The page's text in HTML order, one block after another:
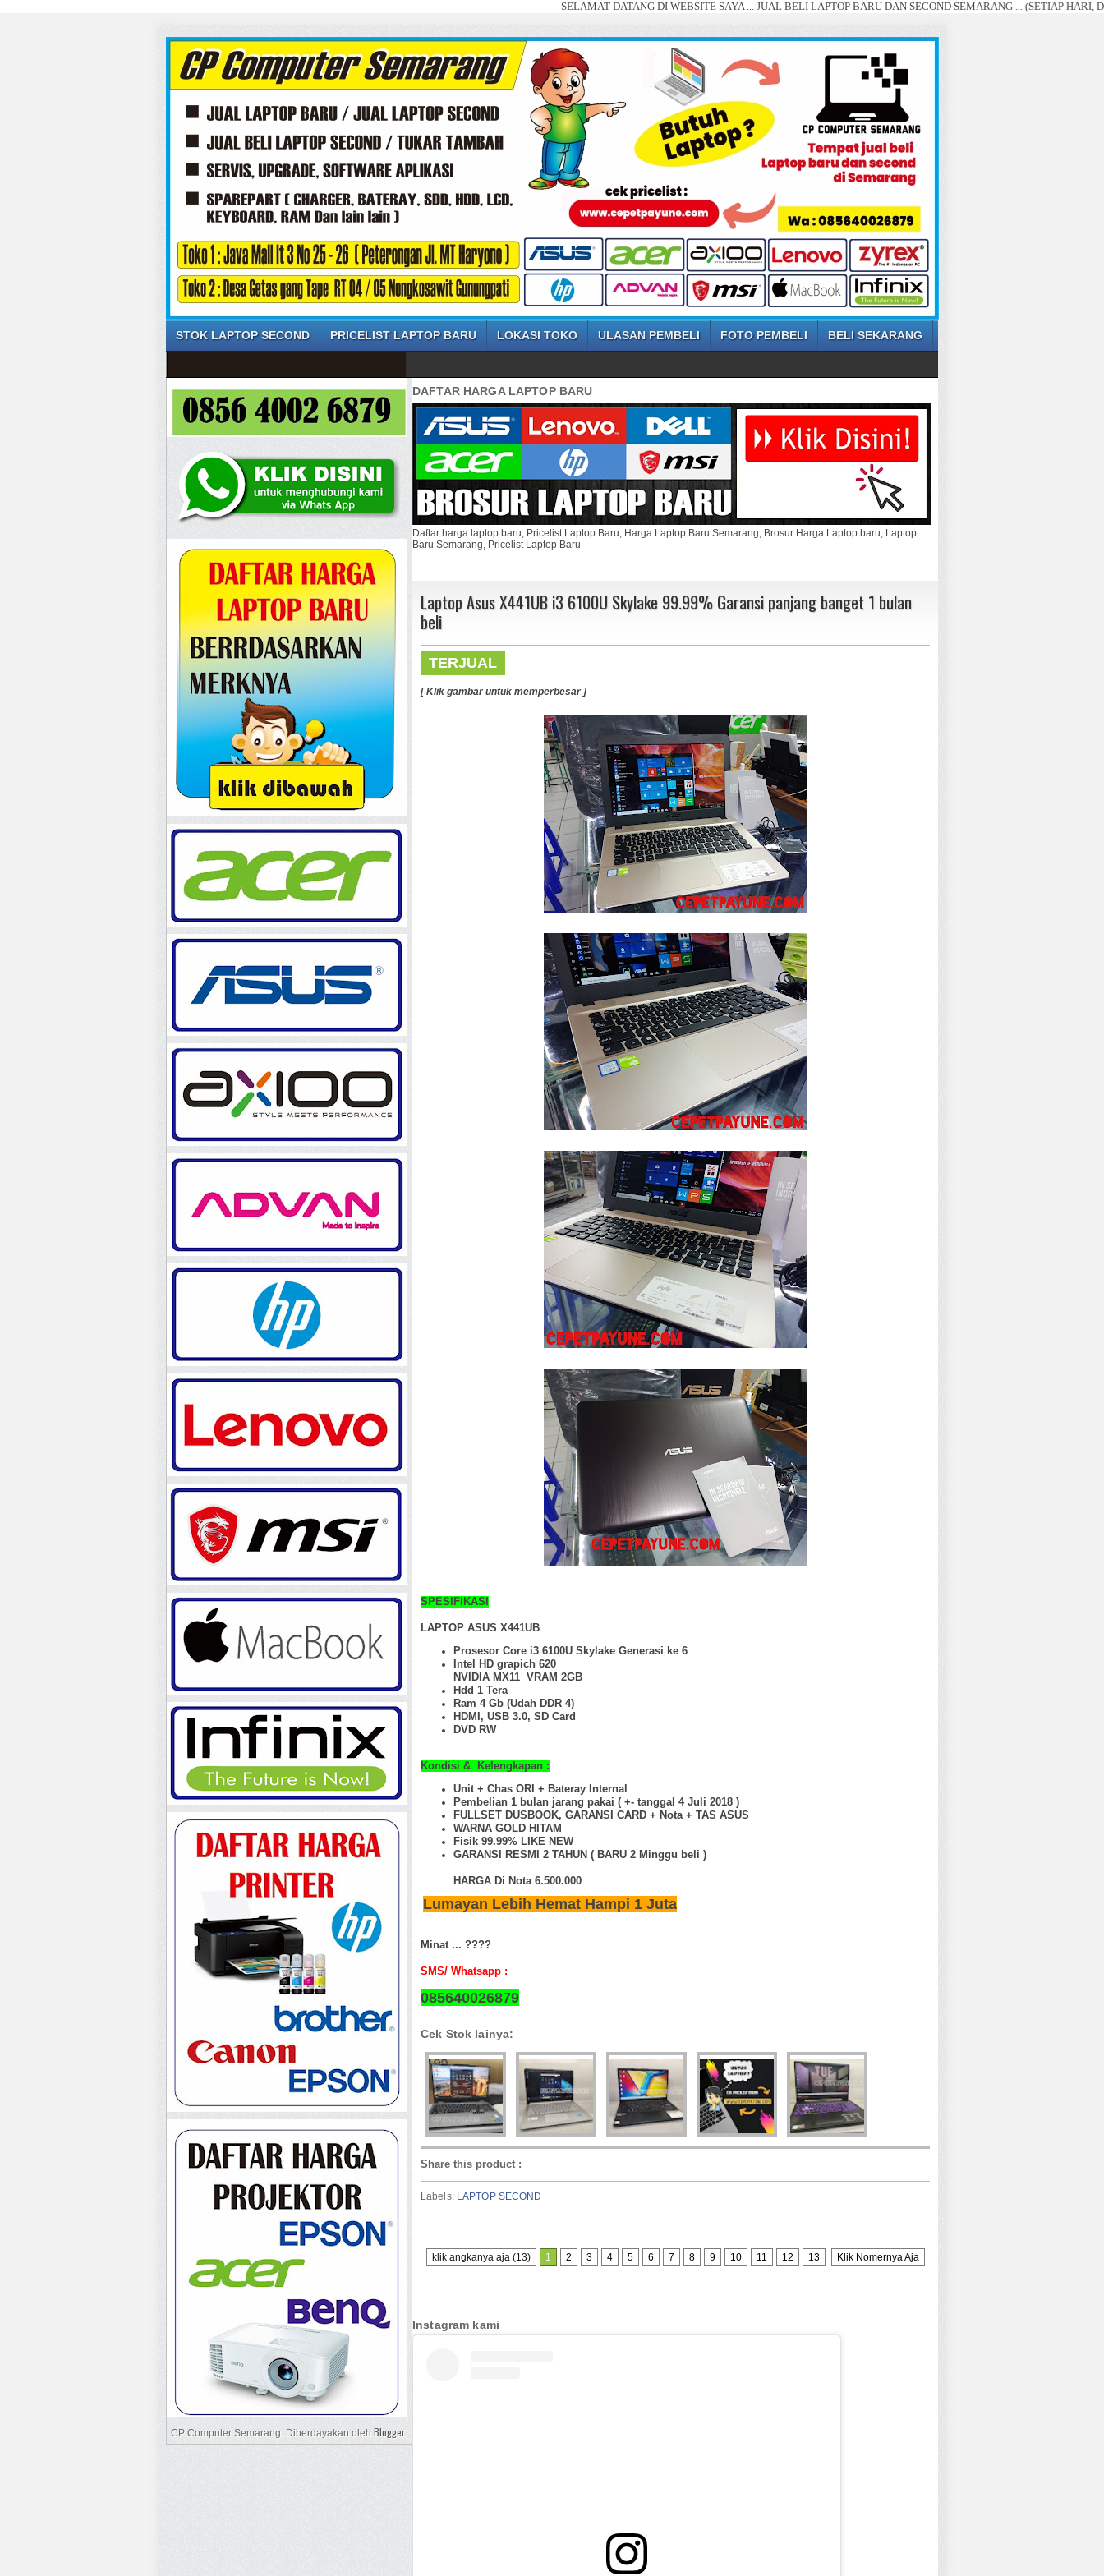
SELAMAT DATANG DI WEBSITE SAYA ... JUAL BELI LAPTOP BARU DAN SECOND SEMARANG ... (SETIAP HARI, DI BELI
STOK LAPTOP SECOND PRICELIST LAPTOP BARU LOKASI TOKO ULASAN PEMBELI FOTO PEMBELI BELI SEKARANG
DAFTAR HARGA LAPTOP BARU
Daftar harga laptop baru, Pricelist Laptop Baru, Harga Laptop Baru Semarang, Brosur Harga Laptop baru, Laptop
Baru Semarang, Pricelist Laptop Baru
Laptop Asus X441UB i3 6100U Skylake 99.99% Garansi panjang banget 1 bulan
beli
TERJUAL
[ Klik gambar untuk memperbesar ]
SPESIFIKASI
LAPTOP ASUS X441UB
Prosesor Core i3 6100U Skylake Generasi ke 6
Intel HD grapich 620
NVIDIA MX11 VRAM 2GB
Hdd 1 Tera
Ram 4 Gb (Udah DDR 4)
HDMI, USB 3.0, SD Card
DVD RW
Kondisi & Kelengkapan :
Unit + Chas ORI + Bateray Internal
Pembelian 1 bulan jarang pakai ( +- tanggal 4 Juli 2018 )
FULLSET DUSBOOK, GARANSI CARD + Nota + TAS ASUS
WARNA GOLD HITAM
Fisik 99.99% LIKE NEW
GARANSI RESMI 2 TAHUN ( BARU 2 Minggu beli )
HARGA Di Nota 6.500.000
Lumayan Lebih Hemat Hampi 1 Juta
Minat ... ????
SMS/ Whatsapp :
085640026879
Cek Stok lainya:
Share this product :
Labels: LAPTOP SECOND
klik angkanya aja (13) 1 2 3 4 5 6 7 8 9 10 11 12 13 Klik Nomernya Aja
Instagram kami
CP Computer Semarang. Diberdayakan oleh Blogger.